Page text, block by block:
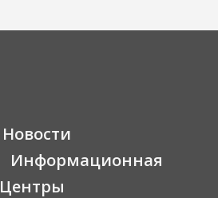
Новости
Информационная
Центры